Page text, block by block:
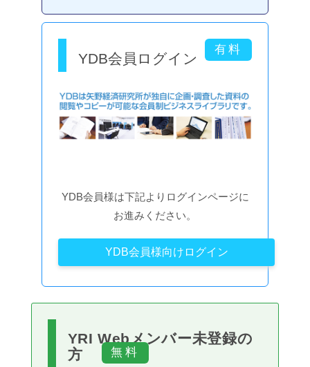
YDB会員ログイン
YDB会員様は下記よりログインページに
お進みください。
YDB会員様向けログイン
YRI Webメンバー未登録の
方